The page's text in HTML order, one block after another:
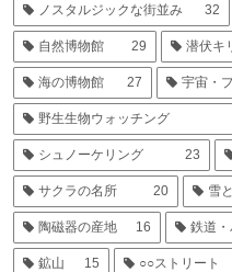
ノスタルジックな街並み 32
自然博物館 29 潜伏キ
海の博物館 27 宇宙・
野生生物ウォッチング
シュノーケリング 23
サクラの名所 20 雪
陶磁器の産地 16 鉄道
鉱山 15 ○○ストリート